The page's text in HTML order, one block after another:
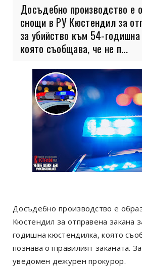
Досъдебно производство е
снощи в РУ Кюстендил за
за убийство към 54-
която съобщава, че не п...
Досъдебно производство е
Кюстендил за отправена закана
годишна кюстендилка, която
познава отправилият заканата.
уведомен дежурен прокурор.